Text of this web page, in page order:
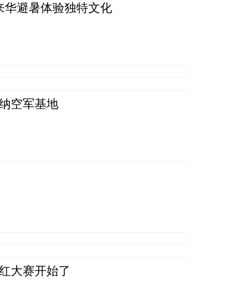
华避暑体验独特文化
空军基地
大赛开始了